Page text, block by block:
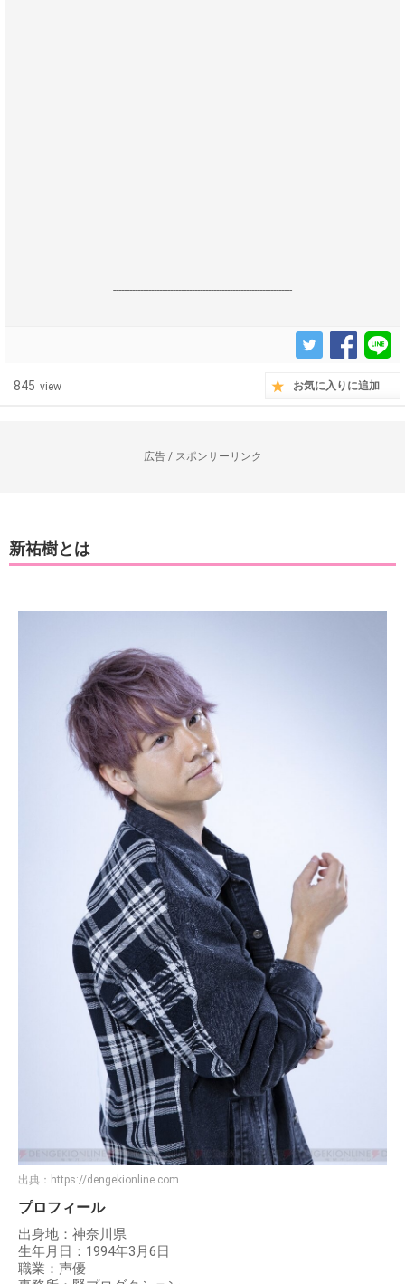
------------------------------------------------------------------
845 view お気に入りに追加
広告 / スポンサーリンク
新祐樹とは
出典： https://dengekionline.com
プロフィール
出身地：神奈川県
生年月日：1994年3月6日
職業：声優